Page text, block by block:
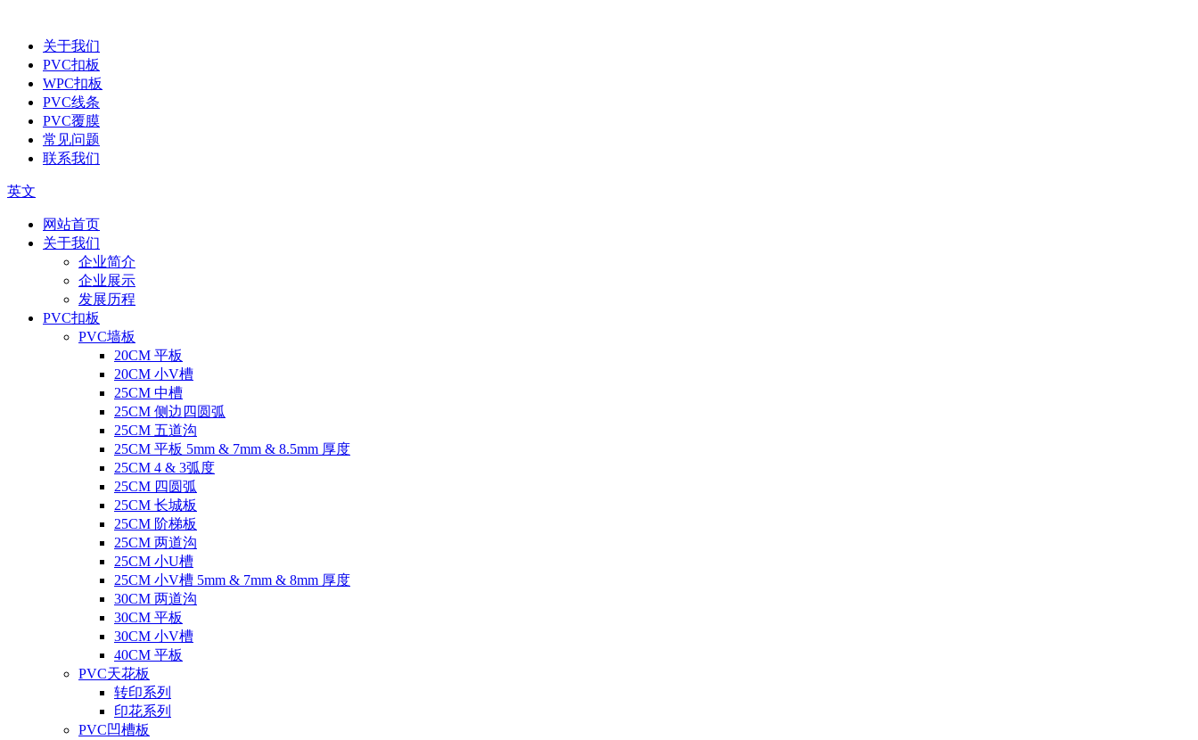
关于我们
PVC扣板
WPC扣板
PVC线条
PVC覆膜
常见问题
联系我们
英文
网站首页
关于我们
企业简介
企业展示
发展历程
PVC扣板
PVC墙板
20CM 平板
20CM 小V槽
25CM 中槽
25CM 侧边四圆弧
25CM 五道沟
25CM 平板 5mm & 7mm & 8.5mm 厚度
25CM 4 & 3弧度
25CM 四圆弧
25CM 长城板
25CM 阶梯板
25CM 两道沟
25CM 小U槽
25CM 小V槽 5mm & 7mm & 8mm 厚度
30CM 两道沟
30CM 平板
30CM 小V槽
40CM 平板
PVC天花板
转印系列
印花系列
PVC凹槽板